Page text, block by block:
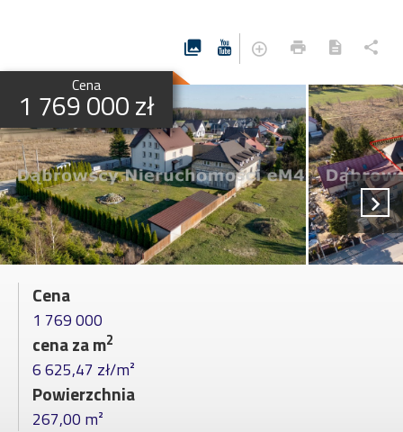
Cena
1 769 000 zł
Cena
1 769 000
cena za m2
6 625,47 zł/m²
Powierzchnia
267,00 m²